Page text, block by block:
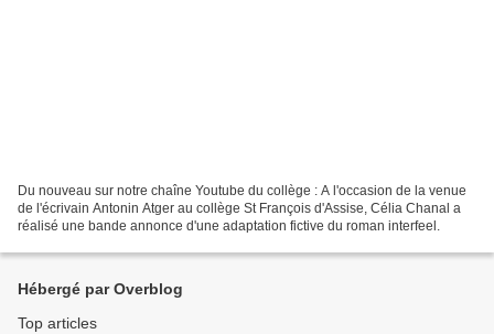
Du nouveau sur notre chaîne Youtube du collège : A l'occasion de la venue
de l'écrivain Antonin Atger au collège St François d'Assise, Célia Chanal a
réalisé une bande annonce d'une adaptation fictive du roman interfeel.
Hébergé par Overblog
Top articles